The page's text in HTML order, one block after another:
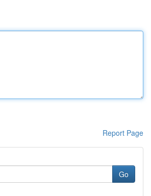
Report Page
Go